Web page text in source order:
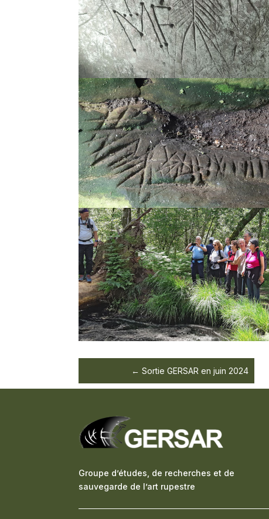
Sortie GERSAR en juin 2024
Groupe d’études, de recherches et de
sauvegarde de l’art rupestre